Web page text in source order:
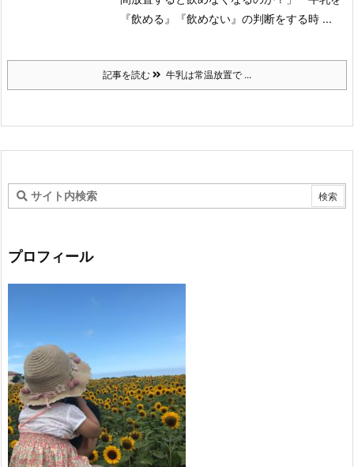
『飲める』『飲めない』の判断をする時 ...
記事を読む 牛乳は常温放置で ...
プロフィール